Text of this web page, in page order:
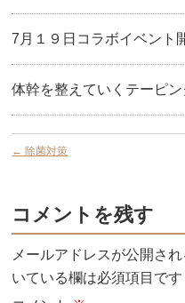
7月１９日コラボイベント
体幹を整えていくテーピン
← 除菌対策
コメントを残す
メールアドレスが公開され
いている欄は必須項目です